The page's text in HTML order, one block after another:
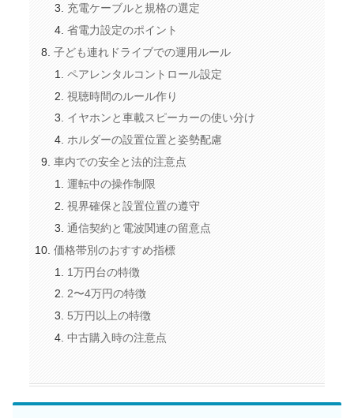
充電ケーブルと規格の選定
省電力設定のポイント
子ども連れドライブでの運用ルール
ペアレンタルコントロール設定
視聴時間のルール作り
イヤホンと車載スピーカーの使い分け
ホルダーの設置位置と姿勢配慮
車内での安全と法的注意点
運転中の操作制限
視界確保と設置位置の遵守
通信契約と電波関連の留意点
価格帯別のおすすめ指標
1万円台の特徴
2〜4万円の特徴
5万円以上の特徴
中古購入時の注意点